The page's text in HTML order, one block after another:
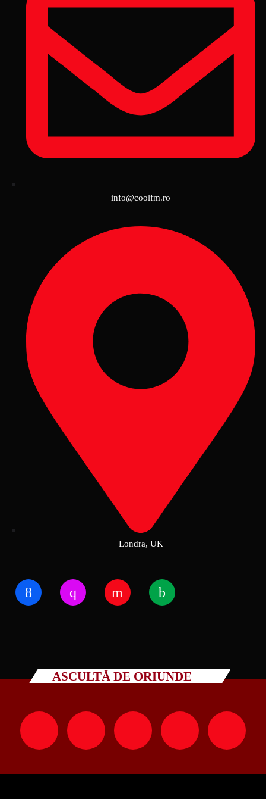
info@coolfm.ro
Londra, UK
ASCULTĂ DE ORIUNDE